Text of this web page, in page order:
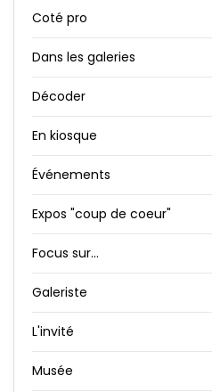
Coté pro
Dans les galeries
Décoder
En kiosque
Événements
Expos "coup de coeur"
Focus sur…
Galeriste
L'invité
Musée